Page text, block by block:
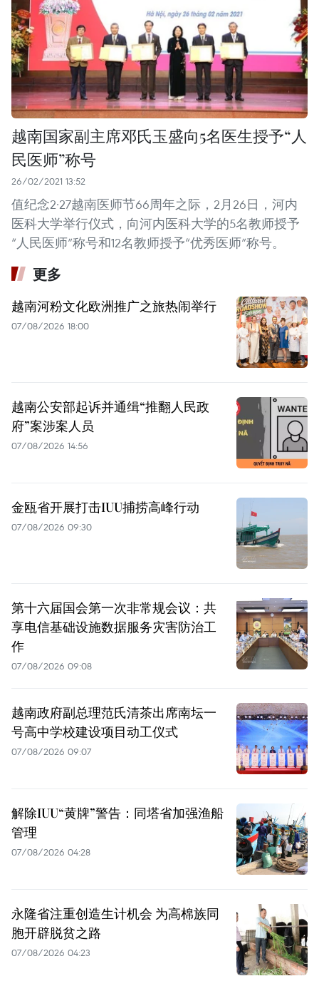
越南国家副主席邓氏玉盛向5名医生授予“人
民医师”称号
26/02/2021 13:52
值纪念2·27越南医师节66周年之际，2月26日，河内
医科大学举行仪式，向河内医科大学的5名教师授予
“人民医师”称号和12名教师授予“优秀医师”称号。
更多
越南河粉文化欧洲推广之旅热闹举行
07/08/2026 18:00
越南公安部起诉并通缉“推翻人民政
府”案涉案人员
07/08/2026 14:56
金瓯省开展打击IUU捕捞高峰行动
07/08/2026 09:30
第十六届国会第一次非常规会议：共
享电信基础设施数据服务灾害防治工
作
07/08/2026 09:08
越南政府副总理范氏清茶出席南坛一
号高中学校建设项目动工仪式
07/08/2026 09:07
解除IUU“黄牌”警告：同塔省加强渔船
管理
07/08/2026 04:28
永隆省注重创造生计机会 为高棉族同
胞开辟脱贫之路
07/08/2026 04:23